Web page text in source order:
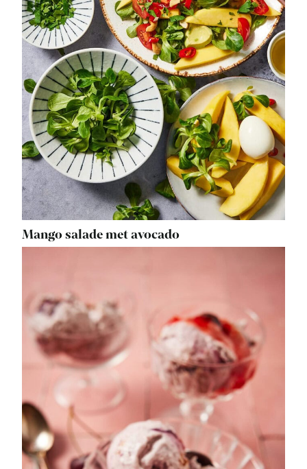
Mango salade met avocado